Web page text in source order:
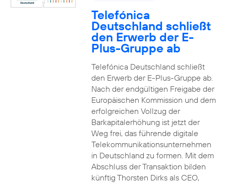
Telefónica
Deutschland schließt
den Erwerb der E-
Plus-Gruppe ab
Telefónica Deutschland schließt
den Erwerb der E-Plus-Gruppe ab.
Nach der endgültigen Freigabe der
Europäischen Kommission und dem
erfolgreichen Vollzug der
Barkapitalerhöhung ist jetzt der
Weg frei, das führende digitale
Telekommunikationsunternehmen
in Deutschland zu formen. Mit dem
Abschluss der Transaktion bilden
künftig Thorsten Dirks als CEO,